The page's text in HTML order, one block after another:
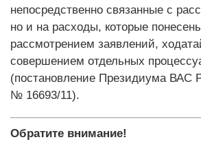
непосредственно связанные с
но и на расходы, которые
рассмотрением заявлений,
совершением отдельных
(постановление Президиума ВАС
№ 16693/11).
Обратите внимание!